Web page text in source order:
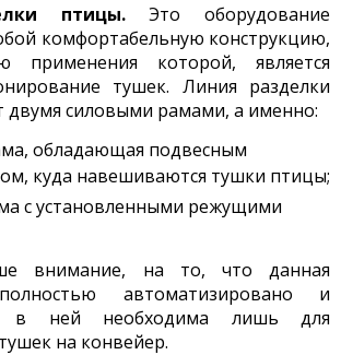
птицы.Это оборудование
комфортабельную конструкцию,
применения которой, является
тушек. Линия разделки
двумя силовыми рамами, а именно:
обладающая подвесным
куда навешиваются тушки птицы;
с установленными режущими
внимание, на то, что данная
автоматизировано и
в ней необходима лишь для
на конвейер.